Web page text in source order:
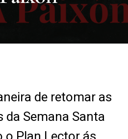
de retomar as
da Semana Santa